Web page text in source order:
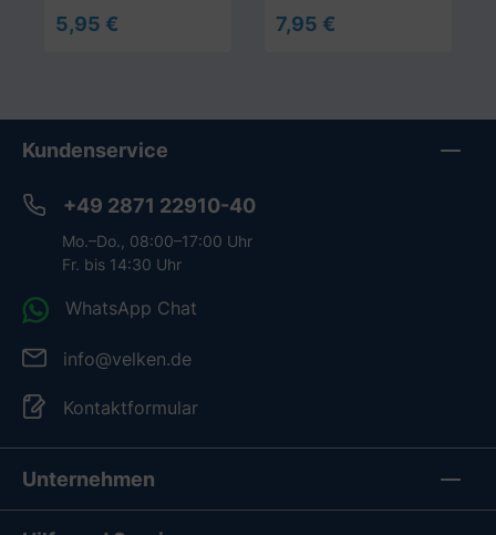
5,95 € 7,95 €
Unternehmen
Kundenservice
+49 2871 22910-40
Mo.–Do., 08:00–17:00 Uhr
Fr. bis 14:30 Uhr
WhatsApp Chat
info@velken.de
Kontaktformular